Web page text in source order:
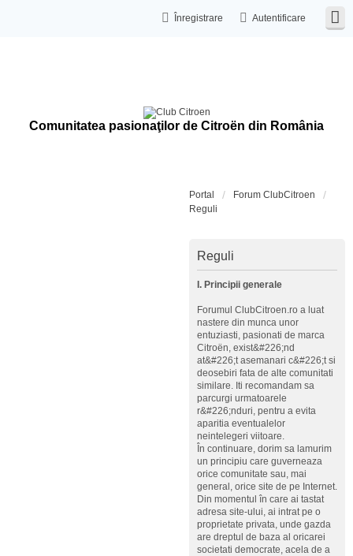
Autentificare
Înregistrare
Comunitatea pasionaţilor de Citroën din România
Portal
Forum ClubCitroen
Reguli
Reguli
I. Principii generale
Forumul ClubCitroen.ro a luat
nastere din munca unor
entuziasti, pasionati de marca
Citroën, exist&#226;nd
at&#226;t asemanari c&#226;t si
deosebiri fata de alte comunitati
similare. Iti recomandam sa
parcurgi urmatoarele
r&#226;nduri, pentru a evita
aparitia eventualelor
neintelegeri viitoare.
În continuare, dorim sa lamurim
un principiu care guverneaza
orice comunitate sau, mai
general, orice site de pe Internet.
Din momentul în care ai tastat
adresa site-ului, ai intrat pe o
proprietate privata, unde gazda
are dreptul de baza al oricarei
societati democrate, acela de a